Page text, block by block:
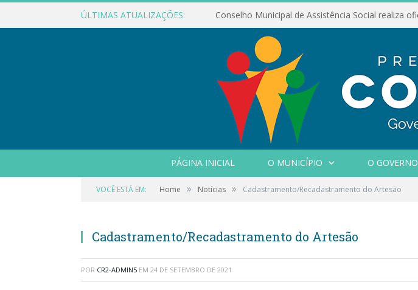
ÚLTIMAS ATUALIZAÇÕES:
PÁGINA INICIAL O MUNICÍPIO O GOVERNO
VOCÊ ESTÁ EM: Home » Notícias » Cadastramento/Recadastramento do Artesão
Cadastramento/Recadastramento do Artesão
POR CR2-ADMIN5 EM 24 DE SETEMBRO DE 2021